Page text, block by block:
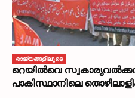
രാജ്യങ്ങളിലൂടെ
റെയിൽവെ
പാകിസ്ഥാനിലെ